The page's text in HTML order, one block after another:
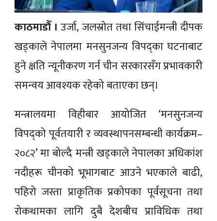
काठमाडौँ । उर्जा, जलस्रोत तथा सिंचाईमन्त्री दीपक
खड्काले नेपालमा मनसुनजन्य विपद्का घटनाबाट
हुने क्षति न्यूनीकरण गर्न चीन सरकारसँग प्रभावकारी
समन्वय आवश्यक रहेको बताएका छन्।
मन्त्रालयमा विहीबार आयोजित ‘मनसुनजन्य
विपद्को पूर्वतयारी र व्यवस्थापनसम्बन्धी कार्यक्रम–
२०८२’ मा बोल्दै मन्त्री खड्काले नेपालका अधिकांश
नदीहरू चीनको भूभागबाट आउने भएकाले बाढी,
पहिरो जस्ता प्राकृतिक प्रकोपका पूर्वसूचना तथा
रोकथामका लागि दुबै देशबीच प्राविधिक तथा